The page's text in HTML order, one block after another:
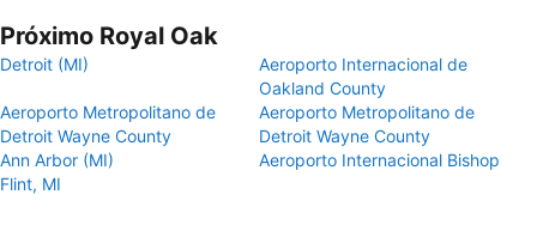
Próximo Royal Oak
Detroit (MI)
Aeroporto Internacional de
Oakland County
Aeroporto Metropolitano de
Detroit Wayne County
Aeroporto Metropolitano de
Detroit Wayne County
Ann Arbor (MI)
Aeroporto Internacional Bishop
Flint, MI